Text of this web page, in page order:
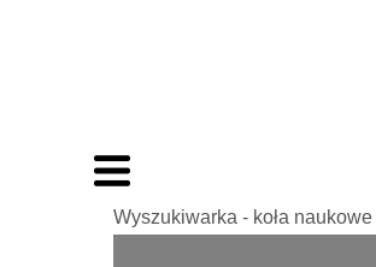
Wyszukiwarka - koła